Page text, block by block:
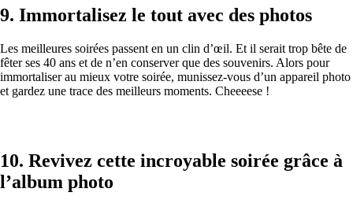
9. Immortalisez le tout avec des photos
Les meilleures soirées passent en un clin d’œil. Et il serait trop bête de
fêter ses 40 ans et de n’en conserver que des souvenirs. Alors pour
immortaliser au mieux votre soirée, munissez-vous d’un appareil photo
et gardez une trace des meilleurs moments. Cheeeese !
10. Revivez cette incroyable soirée grâce à
l’album photo